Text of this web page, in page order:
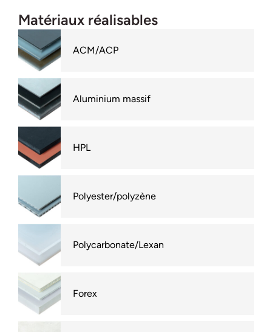
Matériaux réalisables
ACM/ACP
Aluminium massif
HPL
Polyester/polyzène
Polycarbonate/Lexan
Forex